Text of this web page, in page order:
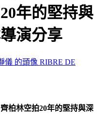
年的堅持與
演分享
RIBRE DE
柏林空拍20年的堅持與深